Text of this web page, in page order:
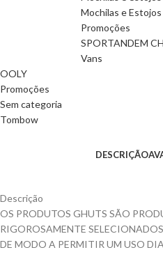
Mochilas e Estojos
Promoções
SPORTANDEM
Vans
OOLY
Promoções
Sem categoria
Tombow
DESCRIÇÃO
Descrição
OS PRODUTOS GHUTS SÃO
RIGOROSAMENTE
DE MODO A PERMITIR UM USO